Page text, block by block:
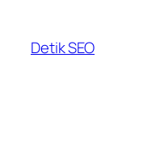
content
Detik SEO